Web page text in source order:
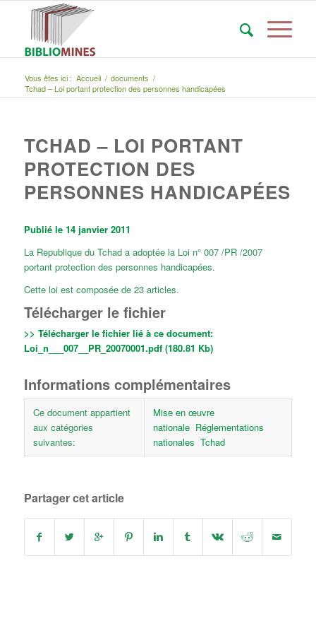
Vous êtes ici : Accueil / documents /
Tchad – Loi portant protection des personnes handicapées
TCHAD – LOI PORTANT
PROTECTION DES
PERSONNES HANDICAPÉES
Publié le 14 janvier 2011
La Republique du Tchad a adoptée la Loi n° 007 /PR /2007
portant protection des personnes handicapées.
Cette loi est composée de 23 articles.
Télécharger le fichier
>> Télécharger le fichier lié à ce document:
Loi_n___007__PR_20070001.pdf (180.81 Kb)
Informations complémentaires
Ce document appartient
aux catégories
suivantes:
Mise en œuvre
nationale Réglementations
nationales Tchad
Partager cet article